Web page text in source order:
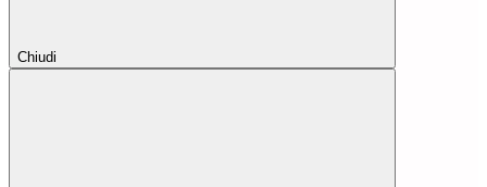
Chiudi